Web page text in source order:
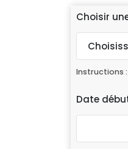
Choisir
Instructions
Date